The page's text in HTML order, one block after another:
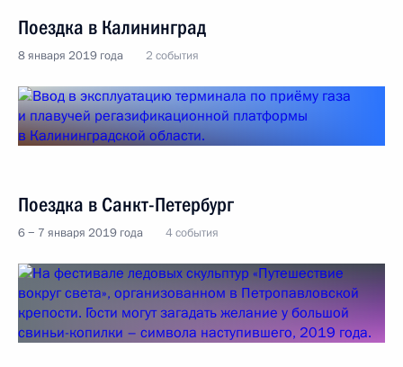
Поездка в Калининград
8 января 2019 года 2 события
Поездка в Санкт-Петербург
6 − 7 января 2019 года 4 события